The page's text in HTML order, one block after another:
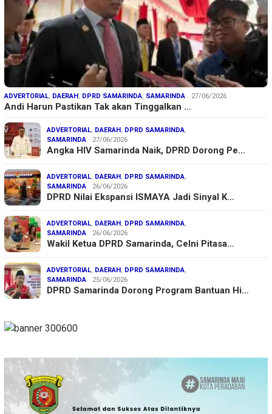
ADVERTORIAL, DAERAH, DPRD SAMARINDA, SAMARINDA 27/06/2026
Andi Harun Pastikan Tak akan Tinggalkan …
ADVERTORIAL, DAERAH, DPRD SAMARINDA,
SAMARINDA
27/06/2026
Angka HIV Samarinda Naik, DPRD Dorong Pe…
ADVERTORIAL, DAERAH, DPRD SAMARINDA,
SAMARINDA
26/06/2026
DPRD Nilai Ekspansi ISMAYA Jadi Sinyal K…
ADVERTORIAL, DAERAH, DPRD SAMARINDA,
SAMARINDA
26/06/2026
Wakil Ketua DPRD Samarinda, Celni Pitasa…
ADVERTORIAL, DAERAH, DPRD SAMARINDA,
SAMARINDA
25/06/2026
DPRD Samarinda Dorong Program Bantuan Hi…